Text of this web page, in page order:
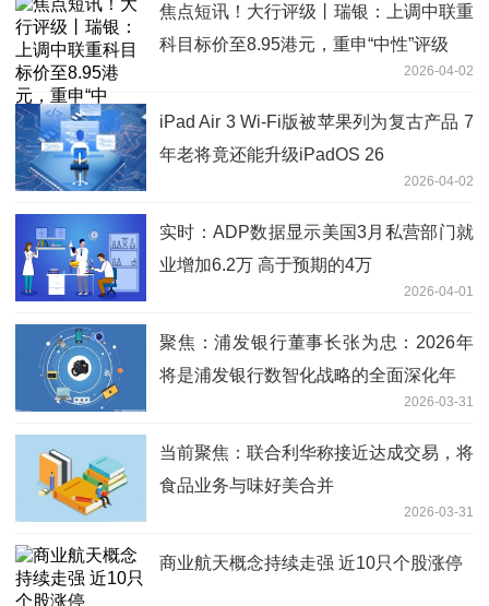
焦点短讯！大行评级丨瑞银：上调中联重
科目标价至8.95港元，重申“中性”评级
2026-04-02
iPad Air 3 Wi-Fi版被苹果列为复古产品 7
年老将竟还能升级iPadOS 26
2026-04-02
实时：ADP数据显示美国3月私营部门就
业增加6.2万 高于预期的4万
2026-04-01
聚焦：浦发银行董事长张为忠：2026年
将是浦发银行数智化战略的全面深化年
2026-03-31
当前聚焦：联合利华称接近达成交易，将
食品业务与味好美合并
2026-03-31
商业航天概念持续走强 近10只个股涨停